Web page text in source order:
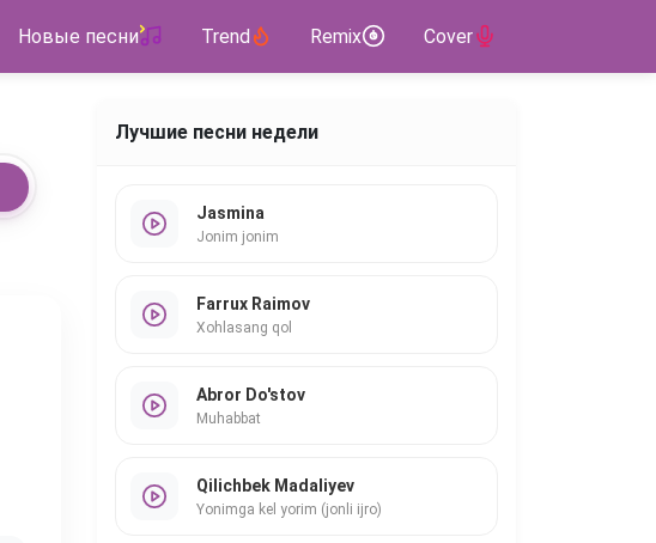
Новые песни Trend Remix Cover
Лучшие песни недели
Jasmina
Jonim jonim
Farrux Raimov
Xohlasang qol
Abror Do'stov
Muhabbat
Qilichbek Madaliyev
Yonimga kel yorim (jonli ijro)